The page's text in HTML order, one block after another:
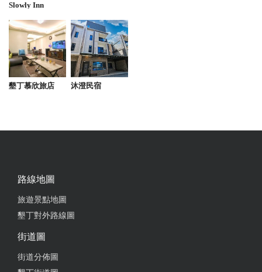
Slowly Inn
墾丁慕欣旅店 沐澄民宿
路線地圖
旅遊景點地圖
墾丁對外路線圖
街道圖
街道分佈圖